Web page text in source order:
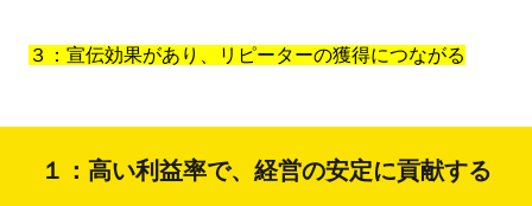
３：宣伝効果があり、リピーターの獲得につながる
１：高い利益率で、経営の安定に貢献する